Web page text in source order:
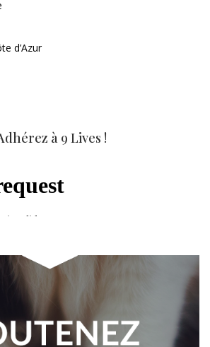
d’Azur
à 9 Lives !